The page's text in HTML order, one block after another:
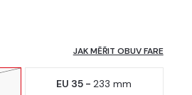
JAK MĚŘIT OBUV FARE
EU 35 -233 mm